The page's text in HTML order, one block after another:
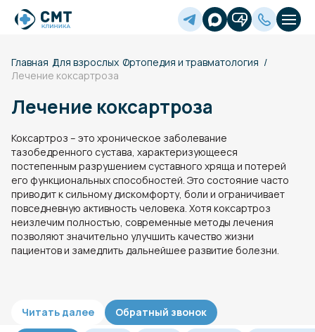
Главная Для взрослых Ортопедия и травматология
Лечение коксартроза
Лечение коксартроза
Коксартроз – это хроническое заболевание
тазобедренного сустава, характеризующееся
постепенным разрушением суставного хряща и потерей
его функциональных способностей. Это состояние часто
приводит к сильному дискомфорту, боли и ограничивает
повседневную активность человека. Хотя коксартроз
неизлечим полностью, современные методы лечения
позволяют значительно улучшить качество жизни
пациентов и замедлить дальнейшее развитие болезни.
Читать далее Обратный звонок